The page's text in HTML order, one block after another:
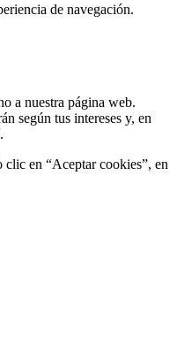
de navegación.
a nuestra página web.
según tus intereses y, en
en “Aceptar cookies”, en